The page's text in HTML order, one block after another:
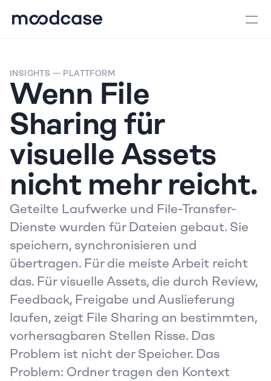
INSIGHTS — PLATTFORM
Wenn File
Sharing für
visuelle Assets
nicht mehr reicht.
Geteilte Laufwerke und File-Transfer-
Dienste wurden für Dateien gebaut. Sie
speichern, synchronisieren und
übertragen. Für die meiste Arbeit reicht
das. Für visuelle Assets, die durch Review,
Feedback, Freigabe und Auslieferung
laufen, zeigt File Sharing an bestimmten,
vorhersagbaren Stellen Risse. Das
Problem ist nicht der Speicher. Das
Problem: Ordner tragen den Kontext